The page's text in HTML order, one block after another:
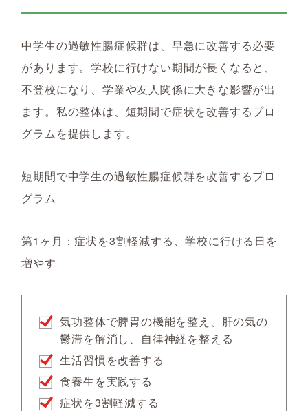
中学生の過敏性腸症候群は、早急に改善する必要
があります。学校に行けない期間が長くなると、
不登校になり、学業や友人関係に大きな影響が出
ます。私の整体は、短期間で症状を改善するプロ
グラムを提供します。
短期間で中学生の過敏性腸症候群を改善するプロ
グラム
第1ヶ月：症状を3割軽減する、学校に行ける日を
増やす
気功整体で脾胃の機能を整え、肝の気の
鬱滞を解消し、自律神経を整える
生活習慣を改善する
食養生を実践する
症状を3割軽減する